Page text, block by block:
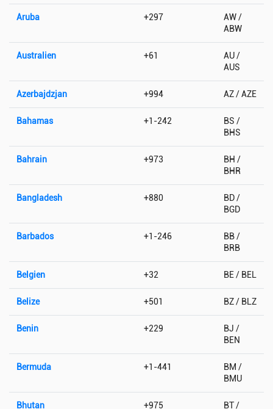
Aruba +297
AW /
ABW
Australien +61
AU /
AUS
Azerbajdzjan +994 AZ / AZE
Bahamas +1-242
BS /
BHS
Bahrain +973
BH /
BHR
Bangladesh +880
BD /
BGD
Barbados +1-246
BB /
BRB
Belgien +32 BE / BEL
Belize +501 BZ / BLZ
Benin +229
BJ /
BEN
Bermuda +1-441
BM /
BMU
Bhutan +975
BT /